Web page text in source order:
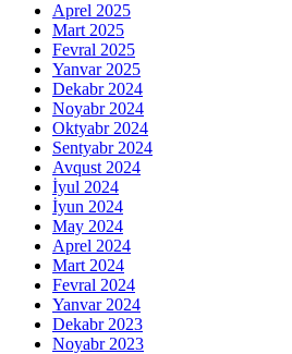
Aprel 2025
Mart 2025
Fevral 2025
Yanvar 2025
Dekabr 2024
Noyabr 2024
Oktyabr 2024
Sentyabr 2024
Avqust 2024
İyul 2024
İyun 2024
May 2024
Aprel 2024
Mart 2024
Fevral 2024
Yanvar 2024
Dekabr 2023
Noyabr 2023